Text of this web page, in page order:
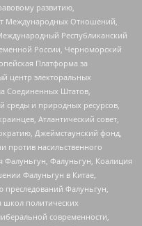
развитию,
Международных Отношений,
Международный Республиканский
России, Черноморский
Платформа за
центр электоральных
Соединенных Штатов,
среды и природных ресурсов,
Атлантический совет,
Джеймстаунский фонд,
против насильственного
Фалуньгун, Фалуньгун, Коалиция
Фалуньгун в Китае,
преследований Фалуньгун,
школ политических
современности,